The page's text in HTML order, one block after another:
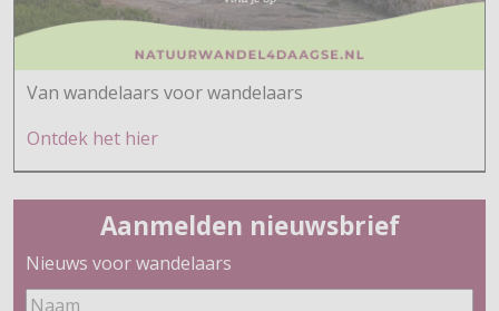
Van wandelaars voor wandelaars
Ontdek het hier
Aanmelden nieuwsbrief
Nieuws voor wandelaars